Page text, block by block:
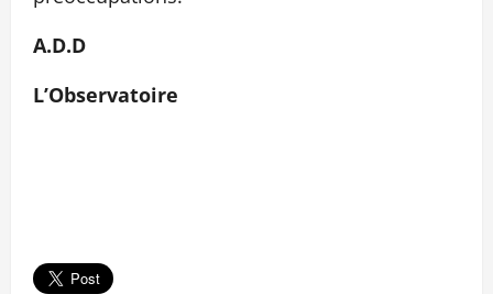
A.D.D
L’Observatoire